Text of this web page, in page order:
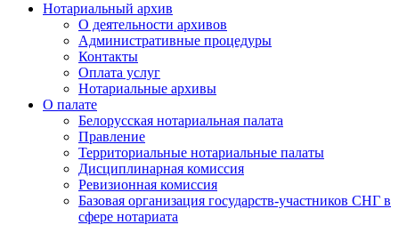
Нотариальный архив
О деятельности архивов
Административные процедуры
Контакты
Оплата услуг
Нотариальные архивы
О палате
Белорусская нотариальная палата
Правление
Территориальные нотариальные палаты
Дисциплинарная комиссия
Ревизионная комиссия
Базовая организация государств-участников СНГ в
сфере нотариата